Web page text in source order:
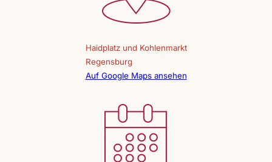
Haidplatz und Kohlenmarkt
Regensburg
Auf Google Maps ansehen